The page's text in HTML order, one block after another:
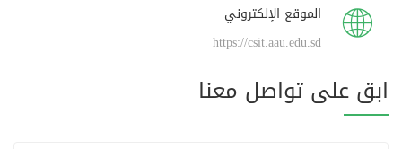
الموقع الإلكتروني
https://csit.aau.edu.sd
ابق على تواصل معنا